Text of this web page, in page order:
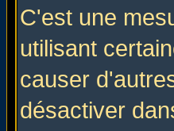
C'est une
utilisant
causer
désactiver